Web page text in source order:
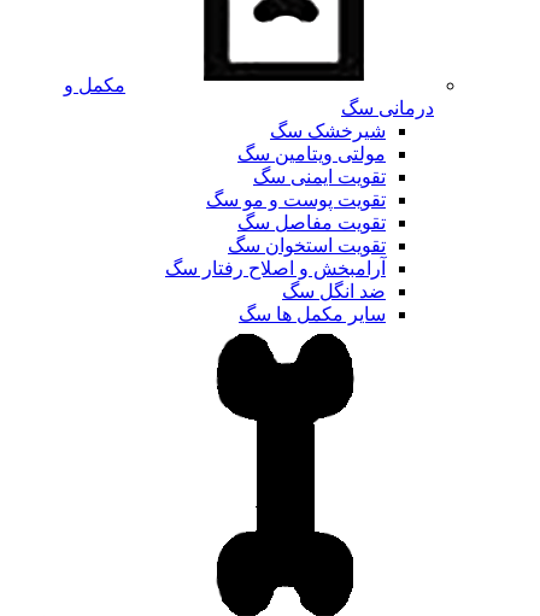
مکمل و
درمانی سگ
شیرخشک سگ
مولتی ویتامین سگ
تقویت ایمنی سگ
تقویت پوست و مو سگ
تقویت مفاصل سگ
تقویت استخوان سگ
آرامبخش و اصلاح رفتار سگ
ضد انگل سگ
سایر مکمل ها سگ